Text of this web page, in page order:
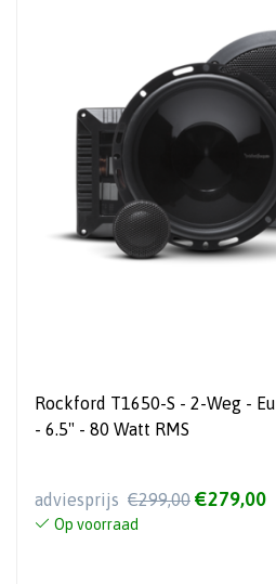
Rockford T1650-S - 2-Weg - Euro Fit Compo-systeem
- 6.5" - 80 Watt RMS
adviesprijs €299,00 €279,00
Op voorraad